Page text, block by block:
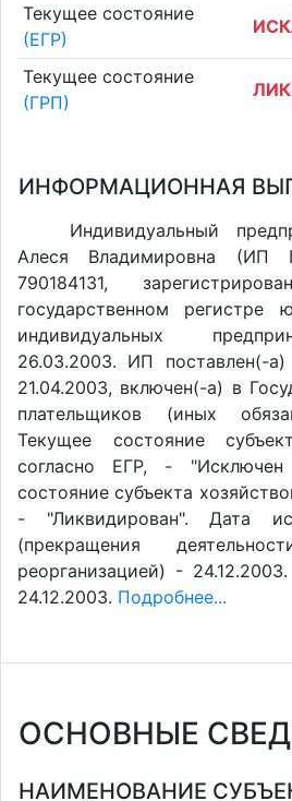
Текущее состояние
(ЕГР)
Текущее состояние
(ГРП)
ИНФОРМАЦИОННАЯ
Индивидуальный
Алеся Владимировна (ИП
790184131,
государственном регистре
индивидуальных
26.03.2003. ИП поставлен(-
21.04.2003, включен(-a) в
плательщиков (иных
Текущее состояние
согласно ЕГР, -
состояние субъекта
- "Ликвидирован". Дата
(прекращения
реорганизацией) -
24.12.2003. Подробнее...
ОСНОВНЫЕ
НАИМЕНОВАНИЕ